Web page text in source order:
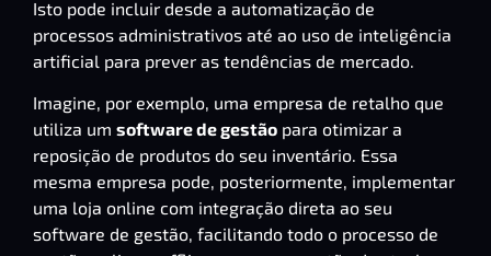
Isto pode incluir desde a automatização de
processos administrativos até ao uso de inteligência
artificial para prever as tendências de mercado.
Imagine, por exemplo, uma empresa de retalho que
utiliza um software de gestão para otimizar a
reposição de produtos do seu inventário. Essa
mesma empresa pode, posteriormente, implementar
uma loja online com integração direta ao seu
software de gestão, facilitando todo o processo de